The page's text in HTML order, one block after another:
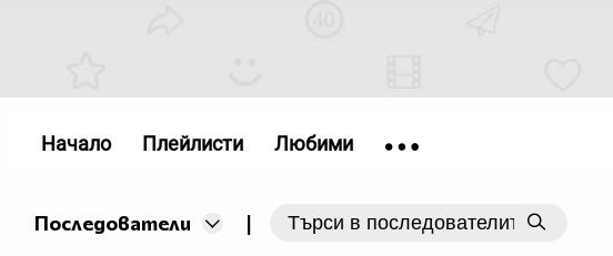
Последователи |
Начало Плейлисти Любими